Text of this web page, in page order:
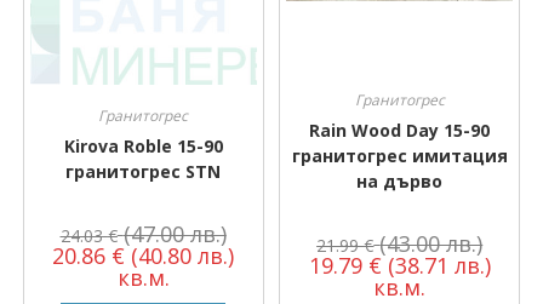
Гранитогрес
Kirova Roble 15-90
гранитогрес STN
24.03€ (47.00 лв.)
20.86 € (40.80 лв.)
кв.м.
Гранитогрес
Rain Wood Day 15-90
гранитогрес имитация
на дърво
21.99€ (43.00 лв.)
19.79 € (38.71 лв.)
кв.м.